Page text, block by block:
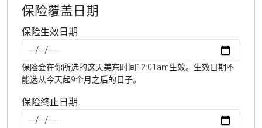
保险覆盖日期
保险生效日期
保险会在你所选的这天美东时间12:01am生效。生效日期不
能选从今天起9个月之后的日子。
保险终止日期